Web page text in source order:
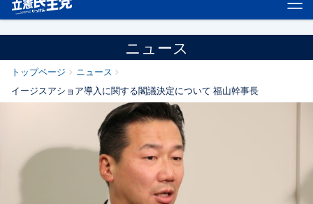
ニュース
トップページ
ニュース
イージスアショア導入に関する閣議決定について 福山幹事長